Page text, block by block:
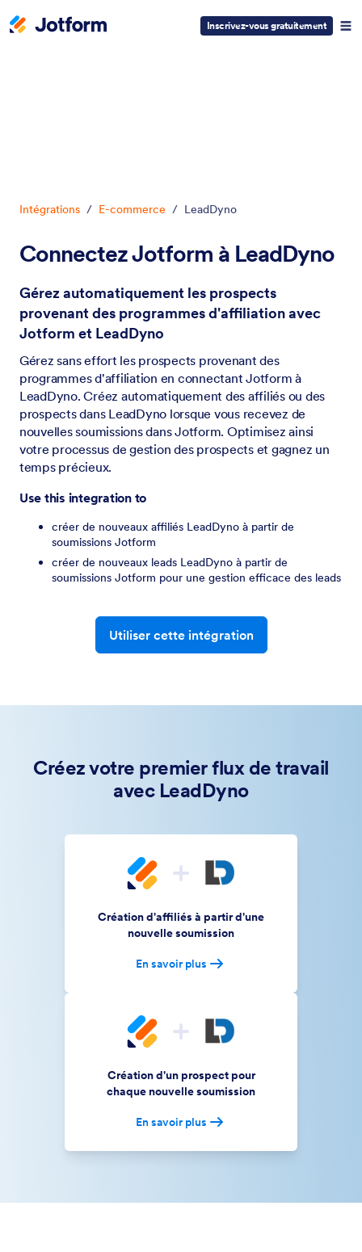
Inscrivez-vous gratuitement
Intégrations / E-commerce / LeadDyno
Connectez Jotform à LeadDyno
Gérez automatiquement les prospects
provenant des programmes d'affiliation avec
Jotform et LeadDyno
Gérez sans effort les prospects provenant des
programmes d'affiliation en connectant Jotform à
LeadDyno. Créez automatiquement des affiliés ou des
prospects dans LeadDyno lorsque vous recevez de
nouvelles soumissions dans Jotform. Optimisez ainsi
votre processus de gestion des prospects et gagnez un
temps précieux.
Use this integration to
créer de nouveaux affiliés LeadDyno à partir de
soumissions Jotform
créer de nouveaux leads LeadDyno à partir de
soumissions Jotform pour une gestion efficace des leads
Utiliser cette intégration
Créez votre premier flux de travail
avec LeadDyno
Création d'affiliés à partir d'une
nouvelle soumission
En savoir plus
Création d'un prospect pour
chaque nouvelle soumission
En savoir plus